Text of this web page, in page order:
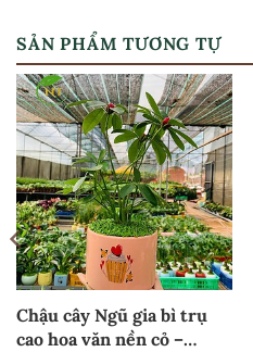
SẢN PHẨM TƯƠNG TỰ
Chậu cây Ngũ gia bì trụ
cao hoa văn nền cỏ –